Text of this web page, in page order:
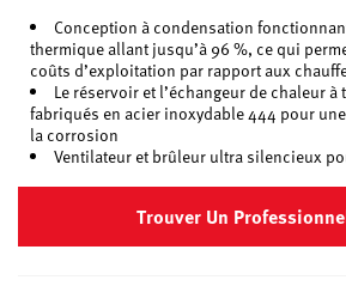
Conception à condensation
thermique allant jusqu’à 96 %, ce qui
coûts d’exploitation par rapport aux
Le réservoir et l’échangeur de chaleur
fabriqués en acier inoxydable 444 pour
la corrosion
Ventilateur et brûleur ultra silencieux
Trouver Un